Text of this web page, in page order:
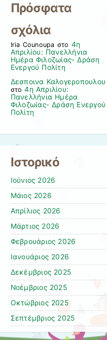
Πρόσφατα
σχόλια
Iria Counoupa στο 4η
Απριλίου: Πανελλήνια
Ημέρα Φιλοζωίας- Δράση
Ενεργού Πολίτη
Δεσποινα Καλογεροπουλου
στο4η Απριλίου:
Πανελλήνια Ημέρα
Φιλοζωίας- Δράση Ενεργού
Πολίτη
Ιστορικό
Ιούνιος 2026
Μάιος 2026
Απρίλιος 2026
Μάρτιος 2026
Φεβρουάριος 2026
Ιανουάριος 2026
Δεκέμβριος 2025
Νοέμβριος 2025
Οκτώβριος 2025
Σεπτέμβριος 2025